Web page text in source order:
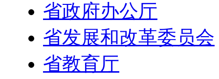
省政府办公厅
省发展和改革委员会
省教育厅